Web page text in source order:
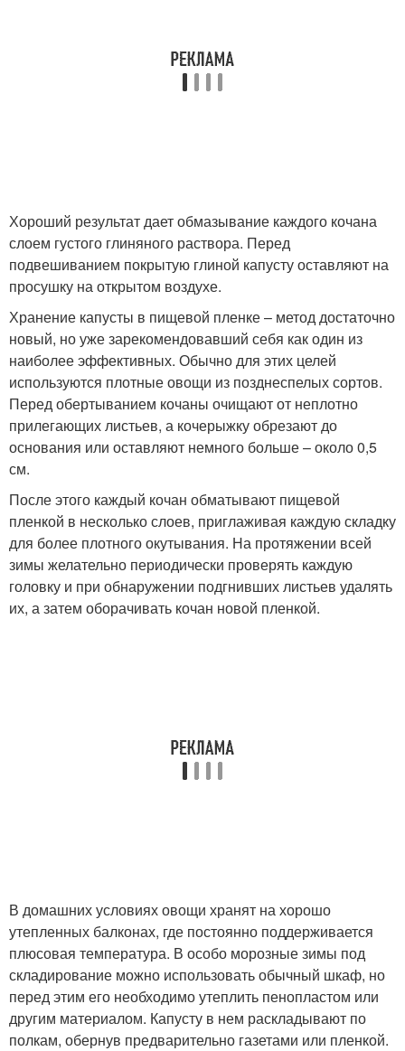
Хороший результат дает обмазывание каждого кочана
слоем густого глиняного раствора. Перед
подвешиванием покрытую глиной капусту оставляют на
просушку на открытом воздухе.
Хранение капусты в пищевой пленке – метод достаточно
новый, но уже зарекомендовавший себя как один из
наиболее эффективных. Обычно для этих целей
используются плотные овощи из позднеспелых сортов.
Перед обертыванием кочаны очищают от неплотно
прилегающих листьев, а кочерыжку обрезают до
основания или оставляют немного больше – около 0,5
см.
После этого каждый кочан обматывают пищевой
пленкой в несколько слоев, приглаживая каждую складку
для более плотного окутывания. На протяжении всей
зимы желательно периодически проверять каждую
головку и при обнаружении подгнивших листьев удалять
их, а затем оборачивать кочан новой пленкой.
В домашних условиях овощи хранят на хорошо
утепленных балконах, где постоянно поддерживается
плюсовая температура. В особо морозные зимы под
складирование можно использовать обычный шкаф, но
перед этим его необходимо утеплить пенопластом или
другим материалом. Капусту в нем раскладывают по
полкам, обернув предварительно газетами или пленкой.